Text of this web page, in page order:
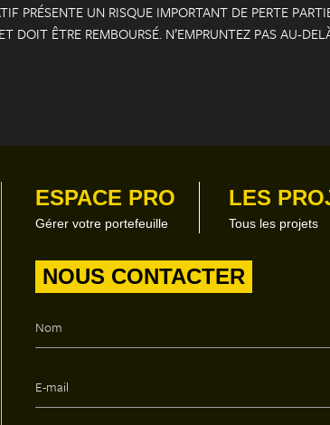
PRÉSENTE UN RISQUE IMPORTANT DE PERTE
DOIT ÊTRE REMBOURSÉ. N’EMPRUNTEZ PAS AU-
ESPACE PRO
Gérer votre portefeuille
LES
Tous les projets
NOUS CONTACTER